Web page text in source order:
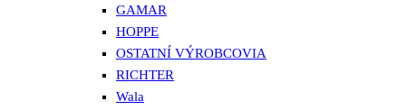
GAMAR
HOPPE
OSTATNÍ VÝROBCOVIA
RICHTER
Wala